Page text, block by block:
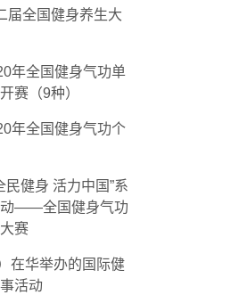
届全国健身养生大
年全国健身气功单
赛（9种）
年全国健身气功个
民健身 活力中国”系
动——全国健身气功
赛
在华举办的国际健
活动